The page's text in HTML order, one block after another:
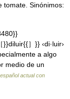
tomate. Sinónimos:
］}} ‹di·luir›
a algo
medio de un
actual con